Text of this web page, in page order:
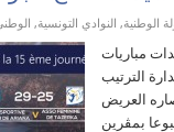
الوطنية, النوادي التونسية,
مباريات
صدارة الترتيب
العريض
النسائية بصفاقس 37-26،متبوعا بمڨرين